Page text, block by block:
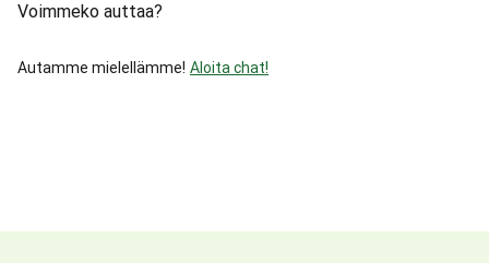
Voimmeko auttaa?
Autamme mielellämme! Aloita chat!